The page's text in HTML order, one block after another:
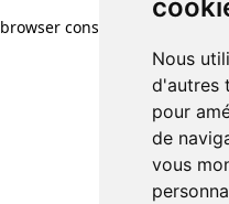
Nous
d'autres
pour
de
vous
browser console for more